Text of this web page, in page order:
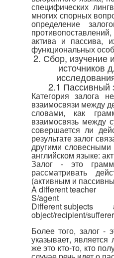
специфических
многих спорных
определение
актива и пассива,
функциональных
2. Сбор, изучение
источников
2.1 Пассивный
Категория залога
взаимосвязи между
словами, как
взаимосвязь между
совершается ли
результате залог
другими словесными
английском языке:
Залог - это
рассматривать
(активным и
A different
S/agent v
Different subjects
object/recipient/
Более того, залог -
указывает,
же это кто-то, кто